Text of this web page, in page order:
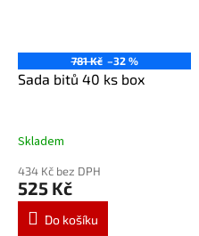
781 Kč –32 %
Sada bitů 40 ks box
Skladem
434 Kč bez DPH
525 Kč
Do košíku